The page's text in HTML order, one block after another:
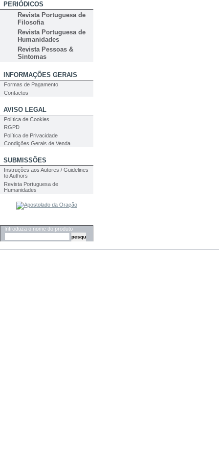
PERIÓDICOS
Revista Portuguesa de
Filosofia
Revista Portuguesa de
Humanidades
Revista Pessoas &
Sintomas
INFORMAÇÕES GERAIS
Formas de Pagamento
Contactos
AVISO LEGAL
Política de Cookies
RGPD
Política de Privacidade
Condições Gerais de Venda
SUBMISSÕES
Instruções aos Autores / Guidelines
to Authors
Revista Portuguesa de
Humanidades
Introduza o nome do produto